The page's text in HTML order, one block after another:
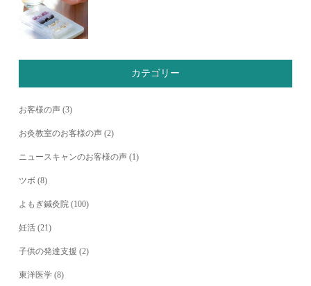
カテゴリー
お客様の声 (3)
お灸教室のお客様の声 (2)
ニュースキャンのお客様の声 (1)
ツボ (8)
よもぎ鍼灸院 (100)
妊活 (21)
子供の発達支援 (2)
東洋医学 (8)